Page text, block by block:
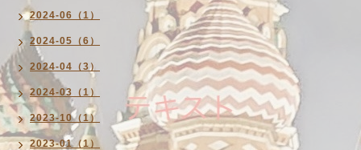
2024-06（1）
2024-05（6）
2024-04（3）
2024-03（1）
2023-10（1）
2023-01（1）